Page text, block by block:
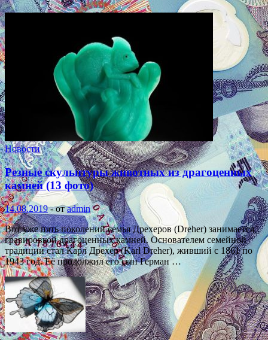
Новости
Резные скульптуры животных из драгоценных
камней (13 фото)
14.08.2019-отadmin
Вот уже пять поколений семья Дрехеров (Dreher) занимается
гравировкой драгоценных камней. Основателем семейной
традиции стал Карл Дрехер (Karl Dreher), живший с 1861 по
1943 год. Её продолжил его сын Герман …